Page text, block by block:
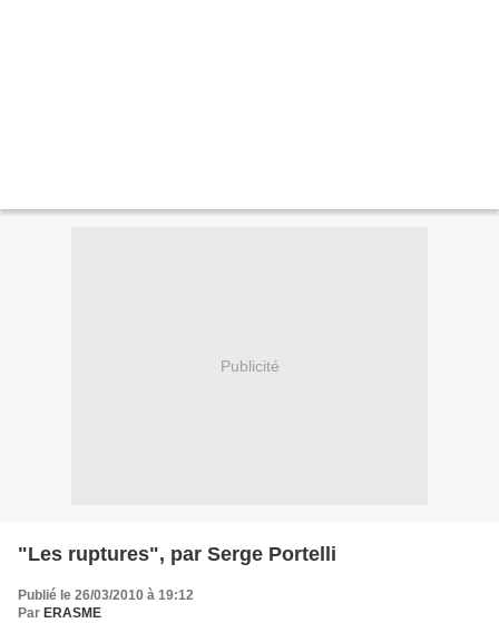
Publicité
"Les ruptures", par Serge Portelli
Publié le 26/03/2010 à 19:12
Par ERASME